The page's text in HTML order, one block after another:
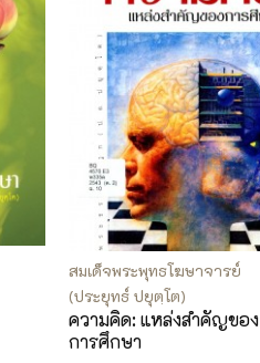
สมเด็จพระพุทธโฆษาจารย์
(ประยุทธ์ ปยุตฺโต)
ความคิด: แหล่งสำคัญของ
การศึกษา